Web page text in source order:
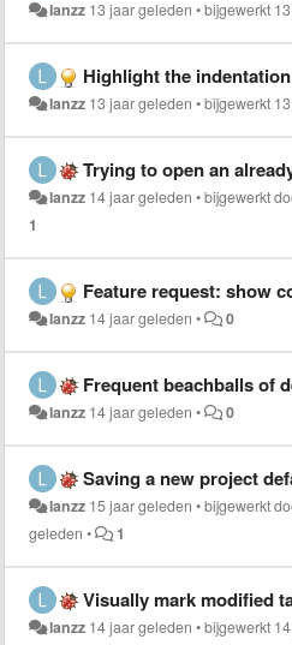
lanzz 13 jaar geleden •bijgewerkt
Highlight the indentation guide on
lanzz 13 jaar geleden •bijgewerkt
Trying to open an already-opened
lanzz 14 jaar geleden •bijgewerkt
1
Feature request: show command
lanzz 14 jaar geleden • 0
Frequent beachballs of
lanzz 14 jaar geleden • 0
Saving a new project defaults to an
lanzz 15 jaar geleden •bijgewerkt
geleden • 1
Visually mark modified
lanzz 14 jaar geleden •bijgewerkt